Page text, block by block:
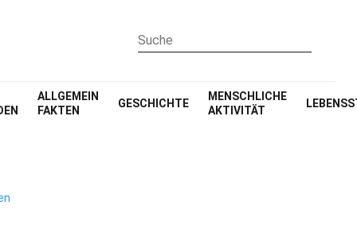
ALLGEMEIN
FAKTEN
GESCHICHTE
MENSCHLICHE
AKTIVITÄT